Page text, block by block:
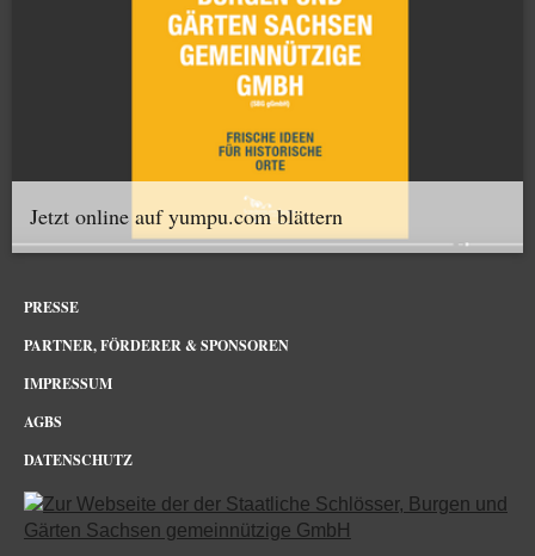
Jetzt online auf yumpu.com blättern
PRESSE
PARTNER, FÖRDERER & SPONSOREN
IMPRESSUM
AGBS
DATENSCHUTZ